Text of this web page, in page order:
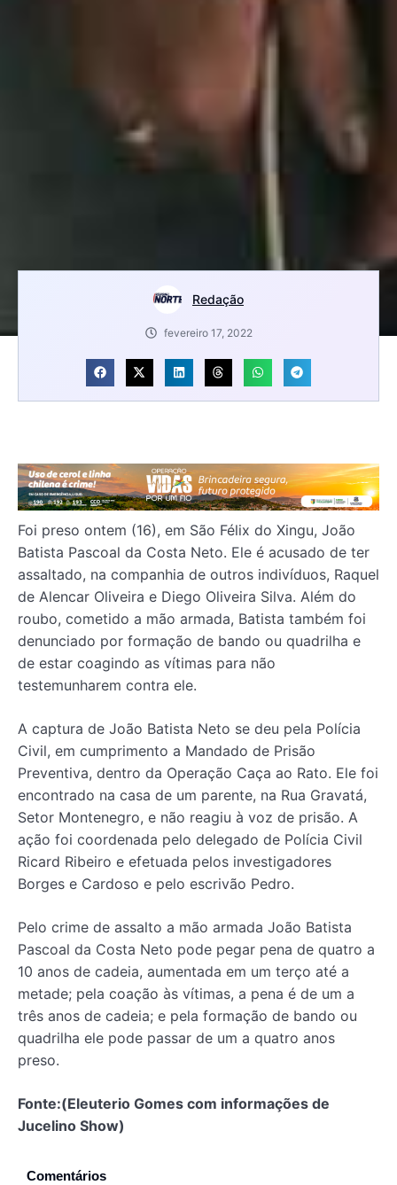
Redação
fevereiro 17, 2022
Foi preso ontem (16), em São Félix do Xingu, João
Batista Pascoal da Costa Neto. Ele é acusado de ter
assaltado, na companhia de outros indivíduos, Raquel
de Alencar Oliveira e Diego Oliveira Silva. Além do
roubo, cometido a mão armada, Batista também foi
denunciado por formação de bando ou quadrilha e
de estar coagindo as vítimas para não
testemunharem contra ele.
A captura de João Batista Neto se deu pela Polícia
Civil, em cumprimento a Mandado de Prisão
Preventiva, dentro da Operação Caça ao Rato. Ele foi
encontrado na casa de um parente, na Rua Gravatá,
Setor Montenegro, e não reagiu à voz de prisão. A
ação foi coordenada pelo delegado de Polícia Civil
Ricard Ribeiro e efetuada pelos investigadores
Borges e Cardoso e pelo escrivão Pedro.
Pelo crime de assalto a mão armada João Batista
Pascoal da Costa Neto pode pegar pena de quatro a
10 anos de cadeia, aumentada em um terço até a
metade; pela coação às vítimas, a pena é de um a
três anos de cadeia; e pela formação de bando ou
quadrilha ele pode passar de um a quatro anos
preso.
Fonte:(Eleuterio Gomes com informações de
Jucelino Show)
Comentários